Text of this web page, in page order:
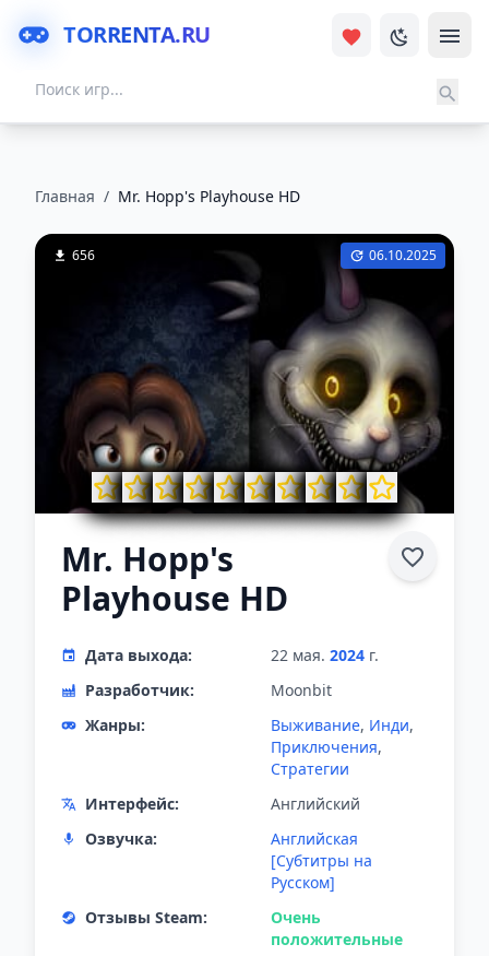
TORRENTA.RU
Главная / Mr. Hopp's Playhouse HD
656 06.10.2025
Mr. Hopp's
Playhouse HD
Дата выхода: 22 мая. 2024 г.
Разработчик:
Moonbit
Жанры:
Выживание, Инди,
Приключения,
Стратегии
Интерфейс:
Английский
Озвучка:
Английская
[Субтитры на
Русском]
Отзывы Steam:
Очень
положительные